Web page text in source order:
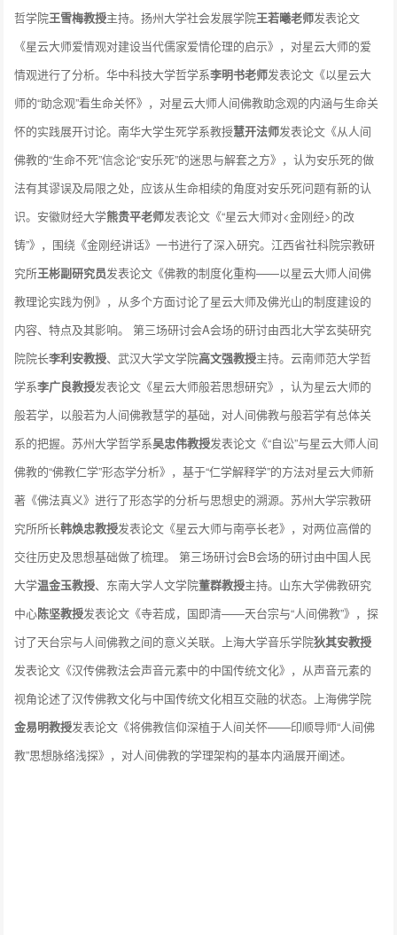
哲学院王雪梅教授主持。扬州大学社会发展学院王若曦老师发表论文
《星云大师爱情观对建设当代儒家爱情伦理的启示》，对星云大师的爱
情观进行了分析。华中科技大学哲学系李明书老师发表论文《以星云大
师的“助念观”看生命关怀》，对星云大师人间佛教助念观的内涵与生命关
怀的实践展开讨论。南华大学生死学系教授慧开法师发表论文《从人间
佛教的“生命不死”信念论“安乐死”的迷思与解套之方》，认为安乐死的做
法有其谬误及局限之处，应该从生命相续的角度对安乐死问题有新的认
识。安徽财经大学熊贵平老师发表论文《“星云大师对<金刚经>的改
铸”》，围绕《金刚经讲话》一书进行了深入研究。江西省社科院宗教研
究所王彬副研究员发表论文《佛教的制度化重构——以星云大师人间佛
教理论实践为例》，从多个方面讨论了星云大师及佛光山的制度建设的
内容、特点及其影响。 第三场研讨会A会场的研讨由西北大学玄奘研究
院院长李利安教授、武汉大学文学院高文强教授主持。云南师范大学哲
学系李广良教授发表论文《星云大师般若思想研究》，认为星云大师的
般若学，以般若为人间佛教慧学的基础，对人间佛教与般若学有总体关
系的把握。苏州大学哲学系吴忠伟教授发表论文《“自讼”与星云大师人间
佛教的“佛教仁学”形态学分析》，基于“仁学解释学”的方法对星云大师新
著《佛法真义》进行了形态学的分析与思想史的溯源。苏州大学宗教研
究所所长韩焕忠教授发表论文《星云大师与南亭长老》，对两位高僧的
交往历史及思想基础做了梳理。 第三场研讨会B会场的研讨由中国人民
大学温金玉教授、东南大学人文学院董群教授主持。山东大学佛教研究
中心陈坚教授发表论文《寺若成，国即清——天台宗与“人间佛教”》，探
讨了天台宗与人间佛教之间的意义关联。上海大学音乐学院狄其安教授
发表论文《汉传佛教法会声音元素中的中国传统文化》，从声音元素的
视角论述了汉传佛教文化与中国传统文化相互交融的状态。上海佛学院
金易明教授发表论文《将佛教信仰深植于人间关怀——印顺导师“人间佛
教”思想脉络浅探》，对人间佛教的学理架构的基本内涵展开阐述。